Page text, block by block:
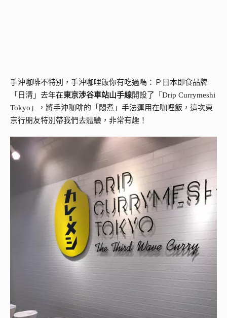
手沖咖啡不特別，手沖咖哩飯你有吃過嗎：Ｐ日本即食品牌
「日清」去年在東京涉谷車站山手線開設了「Drip Currymeshi
Tokyo」，將手沖咖啡的「悶煮」手法運用在咖哩飯，這次東
京行朋友特別帶我們去體驗，非常有趣！